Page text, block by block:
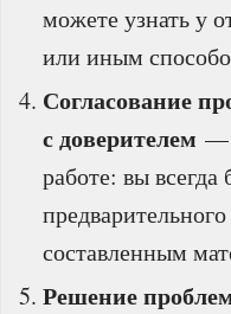
можете узнать у
или иным
Согласование
с доверителем —
работе: вы
составленным
Решение